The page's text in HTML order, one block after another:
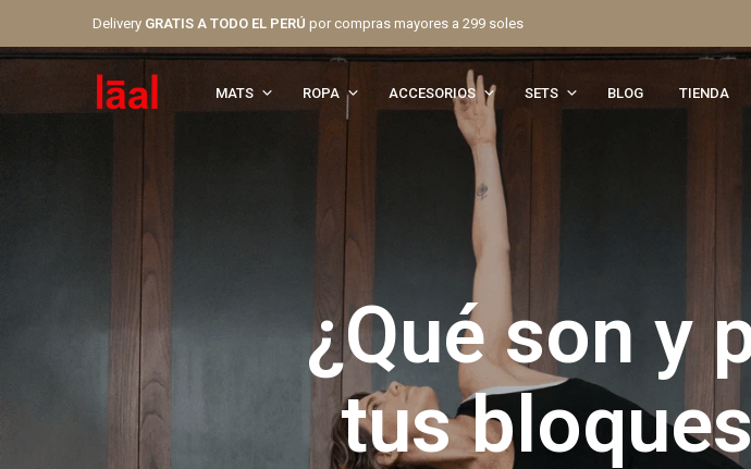
Delivery GRATIS A TODO EL PERÚ por compras mayores a 299 soles
MATS ROPA ACCESORIOS SETS BLOG TIENDA
¿Qué son y
tus